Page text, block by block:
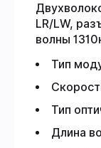
LR/LW,
волны
Тип
Тип
Длина